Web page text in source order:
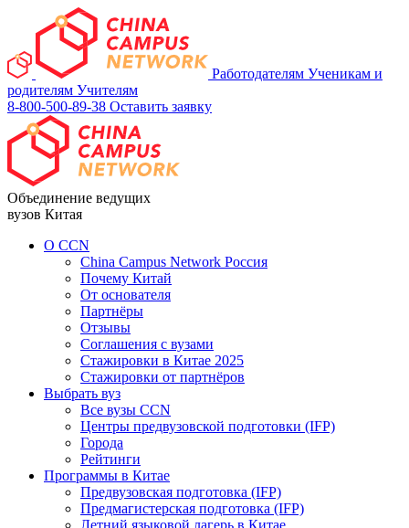
Работодателям Ученикам и
родителям Учителям
8-800-500-89-38 Оставить заявку
Объединение ведущих
вузов Китая
О ССN
China Campus Network Россия
Почему Китай
От основателя
Партнёры
Отзывы
Соглашения с вузами
Стажировки в Китае 2025
Стажировки от партнёров
Выбрать вуз
Все вузы CCN
Центры предвузовской подготовки (IFP)
Города
Рейтинги
Программы в Китае
Предвузовская подготовка (IFP)
Предмагистерская подготовка (IFP)
Летний языковой лагерь в Китае